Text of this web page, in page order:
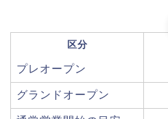
区分
プレオープン
グランドオープン